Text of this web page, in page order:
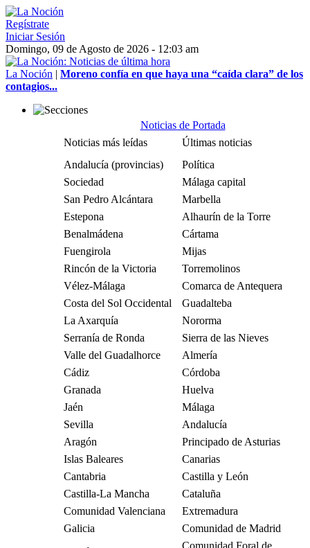
Regístrate
Iniciar Sesión
Domingo, 09 de Agosto de 2026 - 12:03 am
La Noción | Moreno confía en que haya una “caída clara” de los
contagios...
Noticias de Portada
Noticias más leídas
Últimas noticias
Andalucía (provincias)
Política
Sociedad
Málaga capital
San Pedro Alcántara
Marbella
Estepona
Alhaurín de la Torre
Benalmádena
Cártama
Fuengirola
Mijas
Rincón de la Victoria
Torremolinos
Vélez-Málaga
Comarca de Antequera
Costa del Sol Occidental
Guadalteba
La Axarquía
Nororma
Serranía de Ronda
Sierra de las Nieves
Valle del Guadalhorce
Almería
Cádiz
Córdoba
Granada
Huelva
Jaén
Málaga
Sevilla
Andalucía
Aragón
Principado de Asturias
Islas Baleares
Canarias
Cantabria
Castilla y León
Castilla-La Mancha
Cataluña
Comunidad Valenciana
Extremadura
Galicia
Comunidad de Madrid
Comunidad Foral de